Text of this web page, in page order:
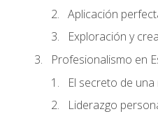
Aplicación
Exploración y
Profesionalismo en
El secreto de
Liderazgo